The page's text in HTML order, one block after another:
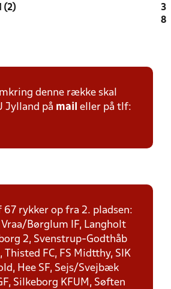
(2)
3
8
denne række skal
Jylland på mail eller på tlf:
67 rykker op fra 2. pladsen:
Børglum IF, Langholt
2, Svenstrup-Godthåb
Thisted FC, FS Midtthy, SIK
Hee SF, Sejs/Svejbæk
Silkeborg KFUM, Søften